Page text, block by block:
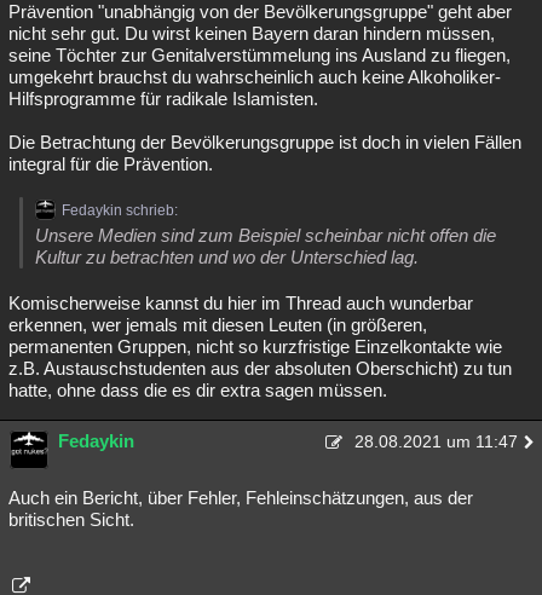
Prävention "unabhängig von der Bevölkerungsgruppe" geht aber
nicht sehr gut. Du wirst keinen Bayern daran hindern müssen,
seine Töchter zur Genitalverstümmelung ins Ausland zu fliegen,
umgekehrt brauchst du wahrscheinlich auch keine Alkoholiker-
Hilfsprogramme für radikale Islamisten.
Die Betrachtung der Bevölkerungsgruppe ist doch in vielen Fällen
integral für die Prävention.
Fedaykin schrieb:
Unsere Medien sind zum Beispiel scheinbar nicht offen die
Kultur zu betrachten und wo der Unterschied lag.
Komischerweise kannst du hier im Thread auch wunderbar
erkennen, wer jemals mit diesen Leuten (in größeren,
permanenten Gruppen, nicht so kurzfristige Einzelkontakte wie
z.B. Austauschstudenten aus der absoluten Oberschicht) zu tun
hatte, ohne dass die es dir extra sagen müssen.
Fedaykin 28.08.2021 um 11:47
Auch ein Bericht, über Fehler, Fehleinschätzungen, aus der
britischen Sicht.